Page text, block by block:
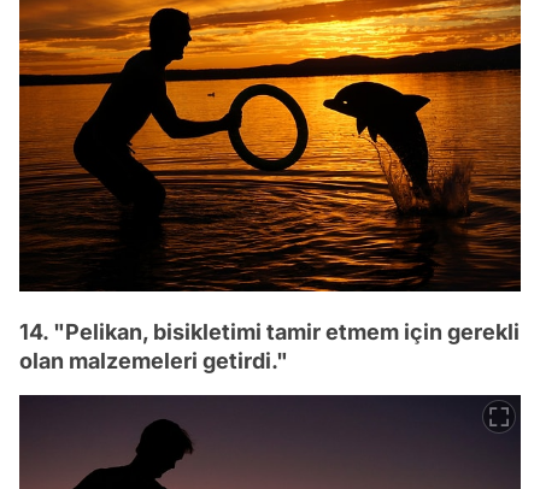
14. "Pelikan, bisikletimi tamir etmem için gerekli
olan malzemeleri getirdi."